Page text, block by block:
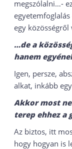
megszólalni…-
egy közösségről
…de a
hanem
Igen, persze,
alkat, inkább
Akkor most
terep ehhez a
Az biztos, itt
hogy hogyan is